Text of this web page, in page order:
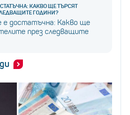
КАКВО ЩЕ ТЪРСЯТ
ГОДИНИ?
е достатъчна: Какво ще
през следващите